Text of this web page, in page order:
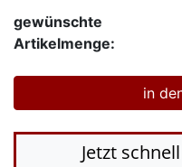
gewünschte
Artikelmenge:
Jetzt